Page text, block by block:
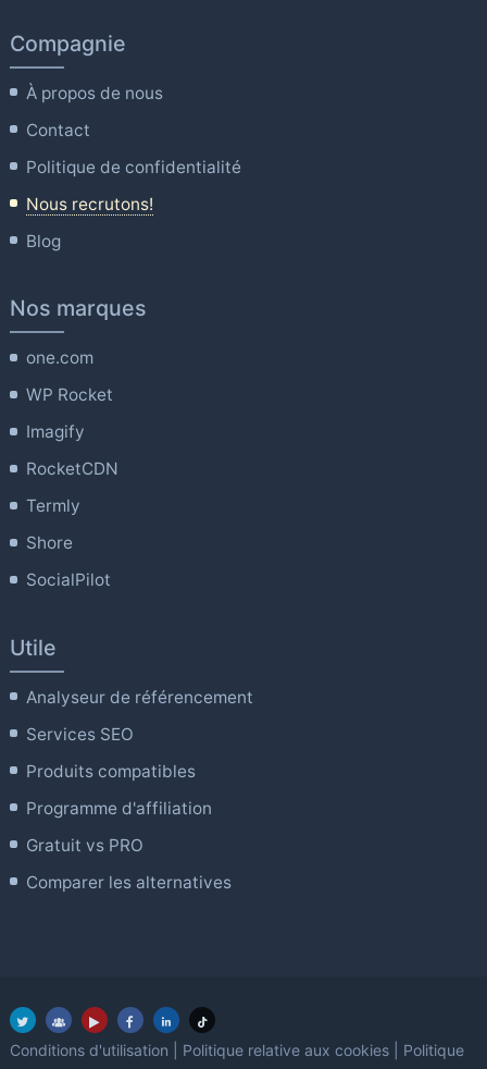
Compagnie
À propos de nous
Contact
Politique de confidentialité
Nous recrutons!
Blog
Nos marques
one.com
WP Rocket
Imagify
RocketCDN
Termly
Shore
SocialPilot
Utile
Analyseur de référencement
Services SEO
Produits compatibles
Programme d'affiliation
Gratuit vs PRO
Comparer les alternatives
Conditions d'utilisation Politique relative aux cookies
Politique